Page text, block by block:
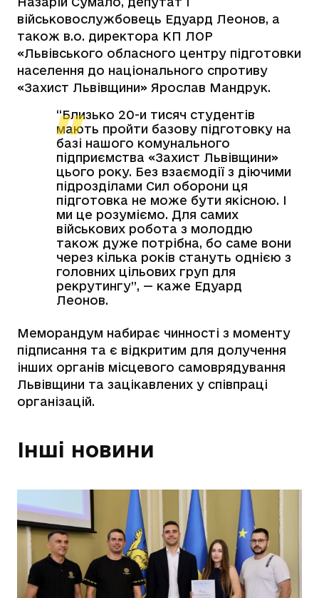
військовослужбовець Едуард Леонов, а
також в.о. директора КП ЛОР
«Львівського обласного центру підготовки
населення до національного спротиву
«Захист Львівщини» Ярослав Мандрук.
“Близько 20-и тисяч студентів
мають пройти базову підготовку на
базі нашого комунального
підприємства «Захист Львівщини»
цього року. Без взаємодії з діючими
підрозділами Сил оборони ця
підготовка не може бути якісною. І
ми це розуміємо. Для самих
військових робота з молоддю
також дуже потрібна, бо саме вони
через кілька років стануть однією з
головних цільових груп для
рекрутингу”, — каже Едуард
Леонов.
Меморандум набирає чинності з моменту
підписання та є відкритим для долучення
інших органів місцевого самоврядування
Львівщини та зацікавлених у співпраці
організацій.
Інші новини